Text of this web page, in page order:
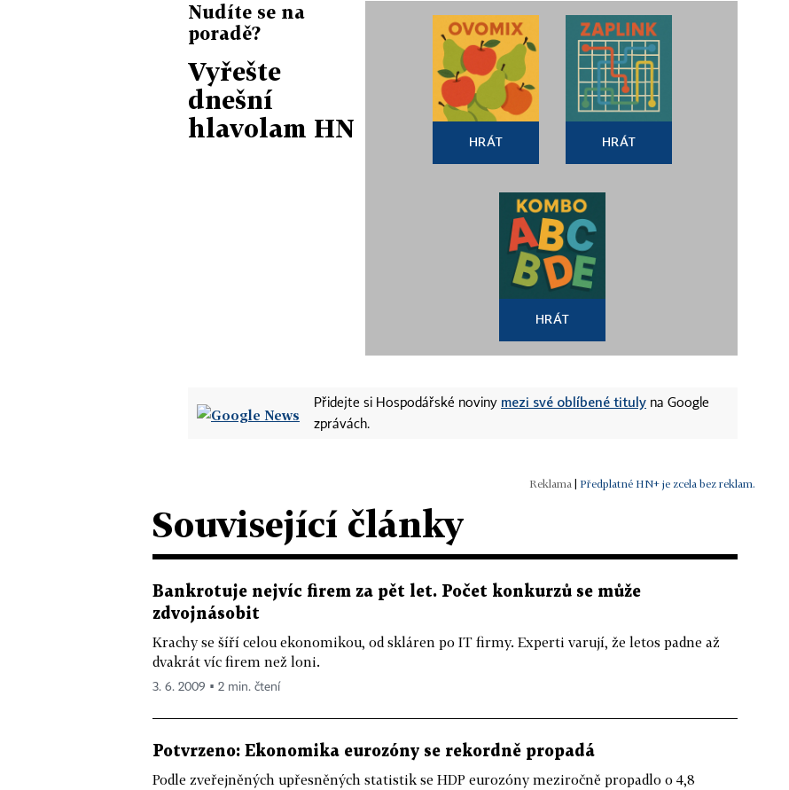
Nudíte se na
poradě?
Vyřešte
dnešní
hlavolam HN
HRÁT HRÁT
HRÁT
Přidejte si Hospodářské noviny mezi své oblíbené tituly na Google
zprávách.
Předplatné HN+ je zcela bez reklam.
Související články
Bankrotuje nejvíc firem za pět let. Počet konkurzů se může
zdvojnásobit
Krachy se šíří celou ekonomikou, od skláren po IT firmy. Experti varují, že letos padne až
dvakrát víc firem než loni.
3. 6. 2009 ▪ 2 min. čtení
Potvrzeno: Ekonomika eurozóny se rekordně propadá
Podle zveřejněných upřesněných statistik se HDP eurozóny meziročně propadlo o 4,8